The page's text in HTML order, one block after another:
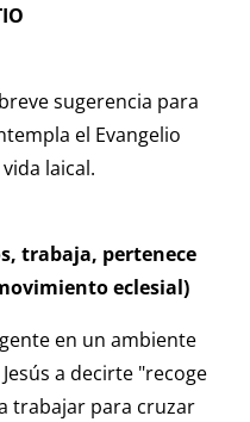
sugerencia para
el Evangelio
laical.
trabaja, pertenece
eclesial)
en un ambiente
a decirte "recoge
trabajar para cruzar